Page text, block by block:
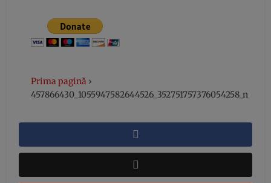
Prima pagină ›
457866430_1055947582644526_352751757376054258_n